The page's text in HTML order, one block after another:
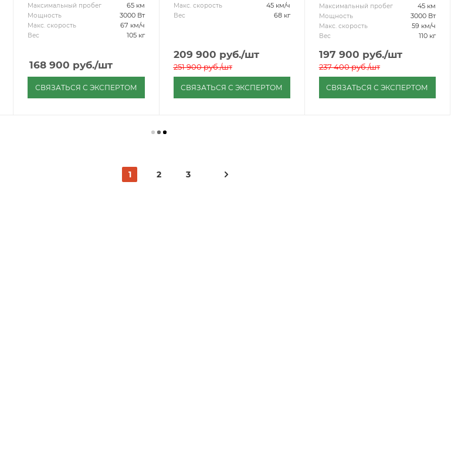
Максимальный пробег 65 км
Мощность 3000 Вт
Макс. скорость 67 км/ч
Вес 105 кг
168 900 руб./шт
СВЯЗАТЬСЯ С ЭКСПЕРТОМ
Макс. скорость 45 км/ч
Вес 68 кг
209 900 руб./шт
251 900руб./шт
СВЯЗАТЬСЯ С ЭКСПЕРТОМ
Максимальный пробег 45 км
Мощность 3000 Вт
Макс. скорость 59 км/ч
Вес 110 кг
197 900 руб./шт
237 400руб./шт
СВЯЗАТЬСЯ С ЭКСПЕРТОМ
1 2 3